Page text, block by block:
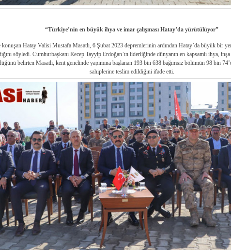
“Türkiye’nin en büyük ihya ve imar çalışması Hatay’da yürütülüyor”
konuşan Hatay Valisi Mustafa Masatlı, 6 Şubat 2023 depremlerinin ardından Hatay’da büyük bir
söyledi. Cumhurbaşkanı Recep Tayyip Erdoğan’ın liderliğinde dünyanın en kapsamlı ihya, inşa
belirten Masatlı, kent genelinde yapımına başlanan 193 bin 638 bağımsız bölümün 98 bin
sahiplerine teslim edildiğini ifade etti.